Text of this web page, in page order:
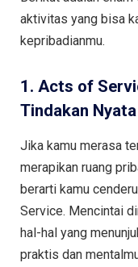
aktivitas yang bisa
kepribadianmu.
1. Acts of
Tindakan Nyata
Jika kamu merasa
merapikan ruang
berarti kamu
Service. Mencintai
hal-hal yang
praktis dan